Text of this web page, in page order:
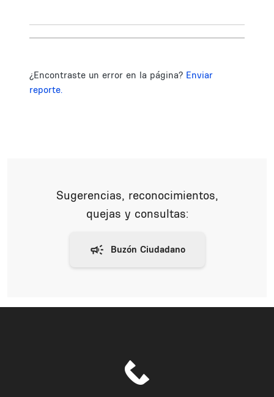
¿Encontraste un error en la página? Enviar
reporte.
Sugerencias, reconocimientos,
quejas y consultas: